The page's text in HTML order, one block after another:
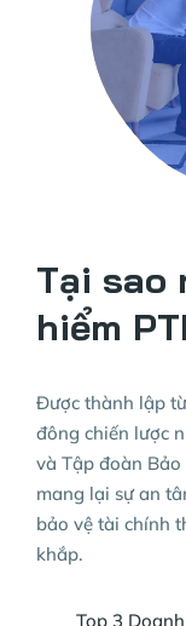
Tại sao
hiểm PTI
Được thành lập
đông chiến lược
và Tập đoàn Bảo
mang lại sự an
bảo vệ tài chính
khắp.
Top 3